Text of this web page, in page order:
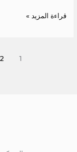
قراءة المزيد »
1
2